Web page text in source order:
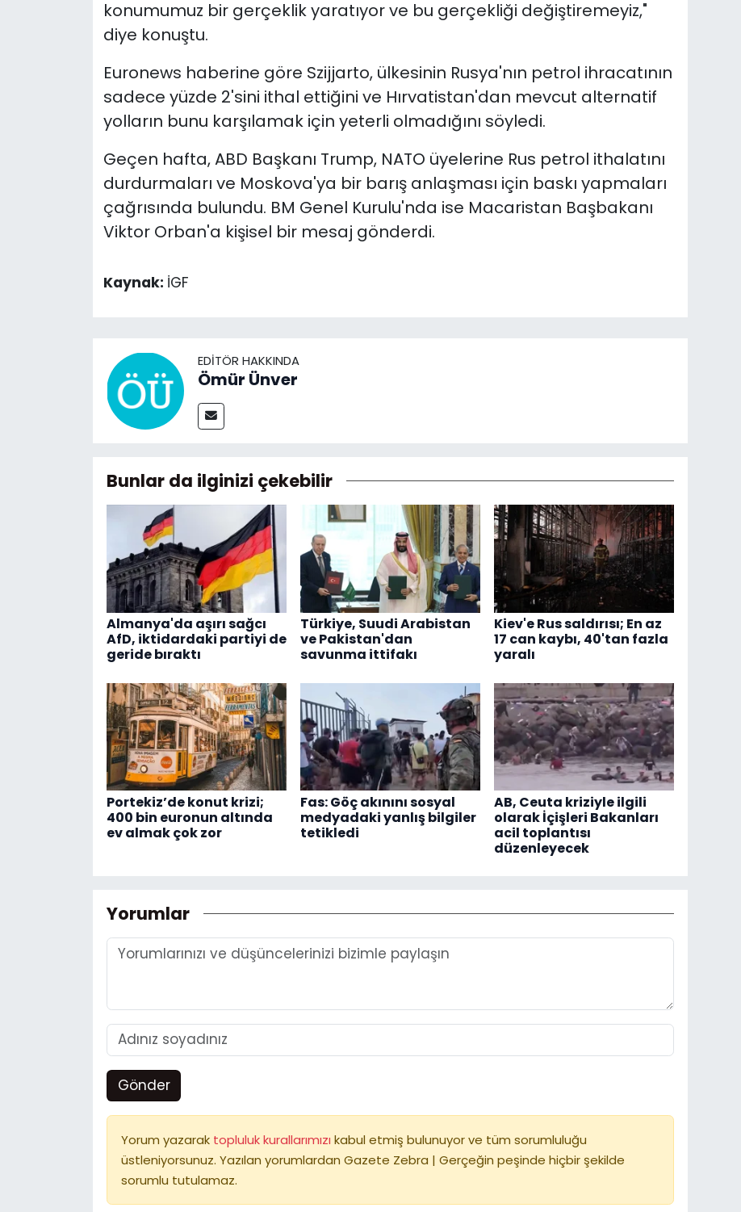
konumumuz bir gerçeklik yaratıyor ve bu gerçekliği değiştiremeyiz,"
diye konuştu.
Euronews haberine göre Szijjarto, ülkesinin Rusya'nın petrol ihracatının
sadece yüzde 2'sini ithal ettiğini ve Hırvatistan'dan mevcut alternatif
yolların bunu karşılamak için yeterli olmadığını söyledi.
Geçen hafta, ABD Başkanı Trump, NATO üyelerine Rus petrol ithalatını
durdurmaları ve Moskova'ya bir barış anlaşması için baskı yapmaları
çağrısında bulundu. BM Genel Kurulu'nda ise Macaristan Başbakanı
Viktor Orban'a kişisel bir mesaj gönderdi.
Kaynak: İGF
EDITÖR HAKKINDA
Ömür Ünver
Bunlar da ilginizi çekebilir
Almanya'da aşırı sağcı
AfD, iktidardaki partiyi de
geride bıraktı
Türkiye, Suudi Arabistan
ve Pakistan'dan
savunma ittifakı
Kiev'e Rus saldırısı; En az
17 can kaybı, 40'tan fazla
yaralı
Portekiz’de konut krizi;
400 bin euronun altında
ev almak çok zor
Fas: Göç akınını sosyal
medyadaki yanlış bilgiler
tetikledi
AB, Ceuta kriziyle ilgili
olarak İçişleri Bakanları
acil toplantısı
düzenleyecek
Yorumlar
Gönder
Yorum yazarak topluluk kurallarımızı kabul etmiş bulunuyor ve tüm sorumluluğu
üstleniyorsunuz. Yazılan yorumlardan Gazete Zebra | Gerçeğin peşinde hiçbir şekilde
sorumlu tutulamaz.